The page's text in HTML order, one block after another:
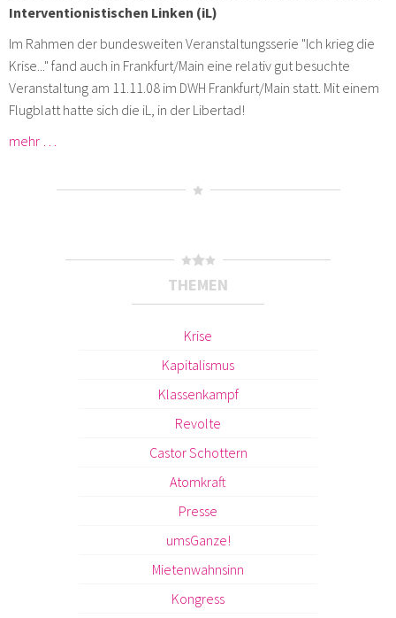
Interventionistischen Linken (iL)
Im Rahmen der bundesweiten Veranstaltungsserie "Ich krieg die
Krise..." fand auch in Frankfurt/Main eine relativ gut besuchte
Veranstaltung am 11.11.08 im DWH Frankfurt/Main statt. Mit einem
Flugblatt hatte sich die iL, in der Libertad!
mehr …
THEMEN
Krise
Kapitalismus
Klassenkampf
Revolte
Castor Schottern
Atomkraft
Presse
umsGanze!
Mietenwahnsinn
Kongress